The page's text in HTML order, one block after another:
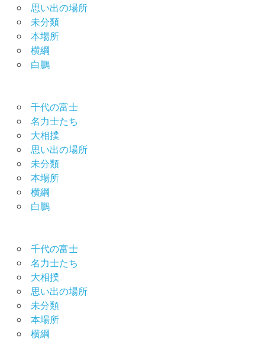
思い出の場所
未分類
本場所
横綱
白鵬
千代の富士
名力士たち
大相撲
思い出の場所
未分類
本場所
横綱
白鵬
千代の富士
名力士たち
大相撲
思い出の場所
未分類
本場所
横綱